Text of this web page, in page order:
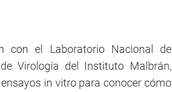
con el Laboratorio Nacional de
Virología del Instituto Malbrán,
in vitro para conocer cómo